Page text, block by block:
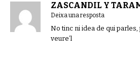
ZASCANDIL Y
Deixa una resposta
No tinc ni idea de qui parles,
veure’l